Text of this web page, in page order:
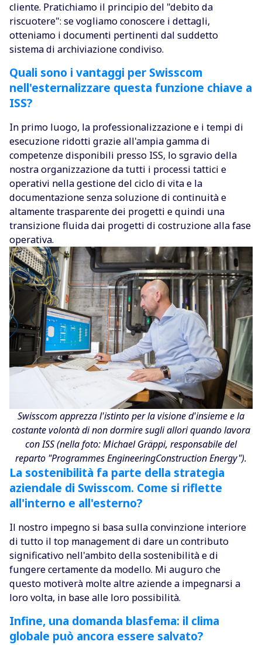
cliente. Pratichiamo il principio del "debito da
riscuotere": se vogliamo conoscere i dettagli,
otteniamo i documenti pertinenti dal suddetto
sistema di archiviazione condiviso.
Quali sono i vantaggi per Swisscom
nell'esternalizzare questa funzione chiave a
ISS?
In primo luogo, la professionalizzazione e i tempi di
esecuzione ridotti grazie all'ampia gamma di
competenze disponibili presso ISS, lo sgravio della
nostra organizzazione da tutti i processi tattici e
operativi nella gestione del ciclo di vita e la
documentazione senza soluzione di continuità e
altamente trasparente dei progetti e quindi una
transizione fluida dai progetti di costruzione alla fase
operativa.
Swisscom apprezza l'istinto per la visione d'insieme e la
costante volontà di non dormire sugli allori quando lavora
con ISS (nella foto: Michael Gräppi, responsabile del
reparto "Programmes EngineeringConstruction Energy").
La sostenibilità fa parte della strategia
aziendale di Swisscom. Come si riflette
all'interno e all'esterno?
Il nostro impegno si basa sulla convinzione interiore
di tutto il top management di dare un contributo
significativo nell'ambito della sostenibilità e di
fungere certamente da modello. Mi auguro che
questo motiverà molte altre aziende a impegnarsi a
loro volta, in base alle loro possibilità.
Infine, una domanda blasfema: il clima
globale può ancora essere salvato?